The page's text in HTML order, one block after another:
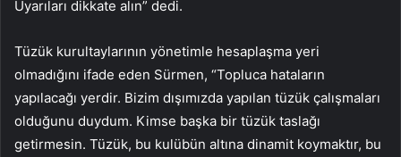
Uyarıları dikkate alın” dedi.
Tüzük kurultaylarının yönetimle hesaplaşma yeri
olmadığını ifade eden Sürmen, “Topluca hataların
yapılacağı yerdir. Bizim dışımızda yapılan tüzük çalışmaları
olduğunu duydum. Kimse başka bir tüzük taslağı
getirmesin. Tüzük, bu kulübün altına dinamit koymaktır, bu